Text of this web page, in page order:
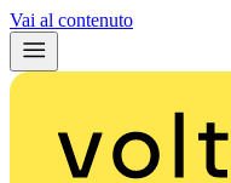
Vai al contenuto